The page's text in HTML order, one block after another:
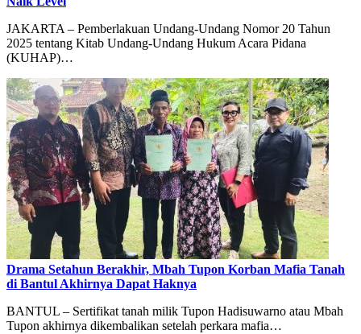
JAKARTA – Pemberlakuan Undang-Undang Nomor 20 Tahun
2025 tentang Kitab Undang-Undang Hukum Acara Pidana
(KUHAP)…
Drama Setahun Berakhir, Mbah Tupon Korban Mafia Tanah
di Bantul Akhirnya Dapat Haknya
BANTUL – Sertifikat tanah milik Tupon Hadisuwarno atau Mbah
Tupon akhirnya dikembalikan setelah perkara mafia…